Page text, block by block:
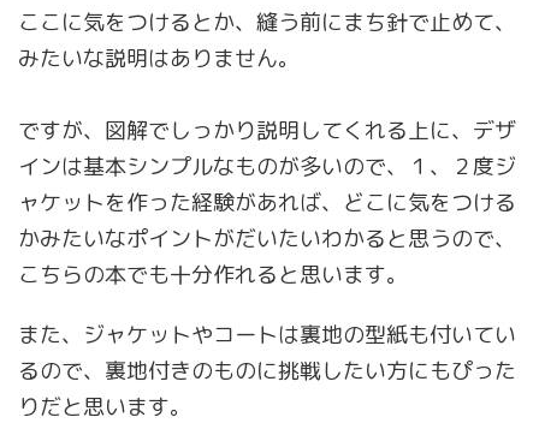
ここに気をつけるとか、縫う前にまち針で止めて、
みたいな説明はありません。
ですが、図解でしっかり説明してくれる上に、デザ
インは基本シンプルなものが多いので、１、２度ジ
ャケットを作った経験があれば、どこに気をつける
かみたいなポイントがだいたいわかると思うので、
こちらの本でも十分作れると思います。
また、ジャケットやコートは裏地の型紙も付いてい
るので、裏地付きのものに挑戦したい方にもぴった
りだと思います。